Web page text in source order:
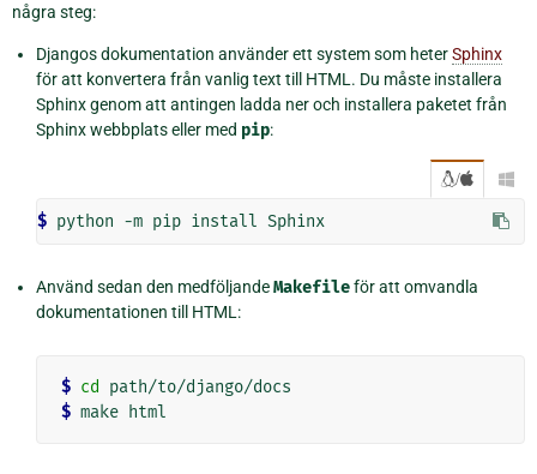
några steg:
Djangos dokumentation använder ett system som heterSphinx
för att konvertera från vanlig text till HTML. Du måste installera
Sphinx genom att antingen ladda ner och installera paketet från
Sphinx webbplats eller med pip:
/ 
$ python -m pip install
Använd sedan den medföljandeMakefileför att omvandla
dokumentationen till HTML:
$ cd
$ make